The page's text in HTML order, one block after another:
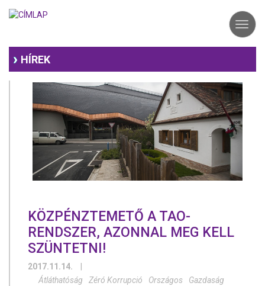
HÍREK
KÖZPÉNZTEMETŐ A TAO-
RENDSZER, AZONNAL MEG KELL
SZÜNTETNI!
2017.11.14.
Átláthatóság
Zéró Korrupció Országos
Gazdaság